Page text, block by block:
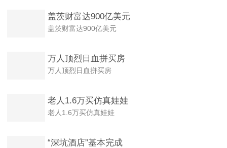
盖茨财富达900亿美元
盖茨财富达900亿美元
万人顶烈日血拼买房
万人顶烈日血拼买房
老人1.6万买仿真娃娃
老人1.6万买仿真娃娃
“深坑酒店”基本完成